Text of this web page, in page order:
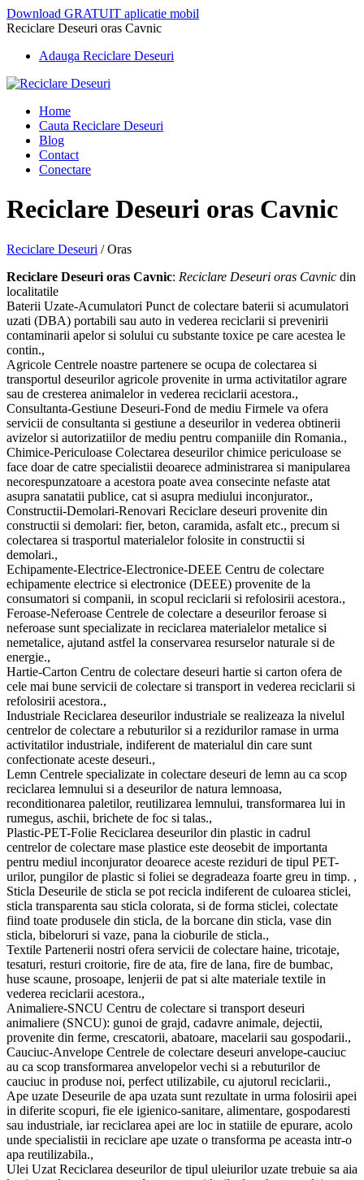
Download GRATUIT aplicatie mobil
Reciclare Deseuri oras Cavnic
Adauga Reciclare Deseuri
Home
Cauta Reciclare Deseuri
Blog
Contact
Conectare
Reciclare Deseuri oras Cavnic
Reciclare Deseuri /Oras
Reciclare Deseuri oras Cavnic: Reciclare Deseuri oras Cavnic din
localitatile
Baterii Uzate-Acumulatori Punct de colectare baterii si acumulatori
uzati (DBA) portabili sau auto in vederea reciclarii si prevenirii
contaminarii apelor si solului cu substante toxice pe care acestea le
contin.,
Agricole Centrele noastre partenere se ocupa de colectarea si
transportul deseurilor agricole provenite in urma activitatilor agrare
sau de cresterea animalelor in vederea reciclarii acestora.,
Consultanta-Gestiune Deseuri-Fond de mediu Firmele va ofera
servicii de consultanta si gestiune a deseurilor in vederea obtinerii
avizelor si autorizatiilor de mediu pentru companiile din Romania.,
Chimice-Periculoase Colectarea deseurilor chimice periculoase se
face doar de catre specialistii deoarece administrarea si manipularea
necorespunzatoare a acestora poate avea consecinte nefaste atat
asupra sanatatii publice, cat si asupra mediului inconjurator.,
Constructii-Demolari-Renovari Reciclare deseuri provenite din
constructii si demolari: fier, beton, caramida, asfalt etc., precum si
colectarea si trasportul materialelor folosite in constructii si
demolari.,
Echipamente-Electrice-Electronice-DEEE Centru de colectare
echipamente electrice si electronice (DEEE) provenite de la
consumatori si companii, in scopul reciclarii si refolosirii acestora.,
Feroase-Neferoase Centrele de colectare a deseurilor feroase si
neferoase sunt specializate in reciclarea materialelor metalice si
nemetalice, ajutand astfel la conservarea resurselor naturale si de
energie.,
Hartie-Carton Centru de colectare deseuri hartie si carton ofera de
cele mai bune servicii de colectare si transport in vederea reciclarii si
refolosirii acestora.,
Industriale Reciclarea deseurilor industriale se realizeaza la nivelul
centrelor de colectare a rebuturilor si a rezidurilor ramase in urma
activitatilor industriale, indiferent de materialul din care sunt
confectionate aceste deseuri.,
Lemn Centrele specializate in colectare deseuri de lemn au ca scop
reciclarea lemnului si a deseurilor de natura lemnoasa,
reconditionarea paletilor, reutilizarea lemnului, transformarea lui in
rumegus, aschii, brichete de foc si talas.,
Plastic-PET-Folie Reciclarea deseurilor din plastic in cadrul
centrelor de colectare mase plastice este deosebit de importanta
pentru mediul inconjurator deoarece aceste reziduri de tipul PET-
urilor, pungilor de plastic si foliei se degradeaza foarte greu in timp. ,
Sticla Deseurile de sticla se pot recicla indiferent de culoarea sticlei,
sticla transparenta sau sticla colorata, si de forma sticlei, colectate
fiind toate produsele din sticla, de la borcane din sticla, vase din
sticla, bibeloruri si vaze, pana la cioburile de sticla.,
Textile Partenerii nostri ofera servicii de colectare haine, tricotaje,
tesaturi, resturi croitorie, fire de ata, fire de lana, fire de bumbac,
huse scaune, prosoape, lenjerii de pat si alte materiale textile in
vederea reciclarii acestora.,
Animaliere-SNCU Centru de colectare si transport deseuri
animaliere (SNCU): gunoi de grajd, cadavre animale, dejectii,
provenite din ferme, crescatorii, abatoare, macelarii sau gospodarii.,
Cauciuc-Anvelope Centrele de colectare deseuri anvelope-cauciuc
au ca scop transformarea anvelopelor vechi si a rebuturilor de
cauciuc in produse noi, perfect utilizabile, cu ajutorul reciclarii.,
Ape uzate Deseurile de apa uzata sunt rezultate in urma folosirii apei
in diferite scopuri, fie ele igienico-sanitare, alimentare, gospodaresti
sau industriale, iar reciclarea apei are loc in statiile de epurare, acolo
unde specialistii in reciclare ape uzate o transforma pe aceasta intr-o
apa reutilizabila.,
Ulei Uzat Reciclarea deseurilor de tipul uleiurilor uzate trebuie sa aia